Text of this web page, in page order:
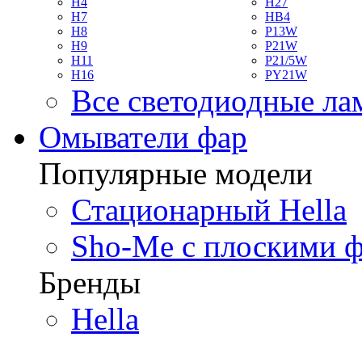
H7
H8
H9
H11
H16
HB4
P13W
P21W
P21/5W
PY21W
Все светодиодные
Омыватели фар
Популярные модели
Стационарный Hella
Sho-Me с плоскими
Бренды
Hella